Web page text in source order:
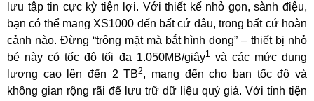
lưu tập tin cực kỳ tiện lợi. Với thiết kế nhỏ gọn, sành điệu,
bạn có thể mang XS1000 đến bất cứ đâu, trong bất cứ hoàn
cảnh nào. Đừng “trông mặt mà bắt hình dong” – thiết bị nhỏ
bé này có tốc độ tối đa 1.050MB/giây1 và các mức dung
lượng cao lên đến 2 TB2, mang đến cho bạn tốc độ và
không gian rộng rãi để lưu trữ dữ liệu quý giá. Với tính tiện